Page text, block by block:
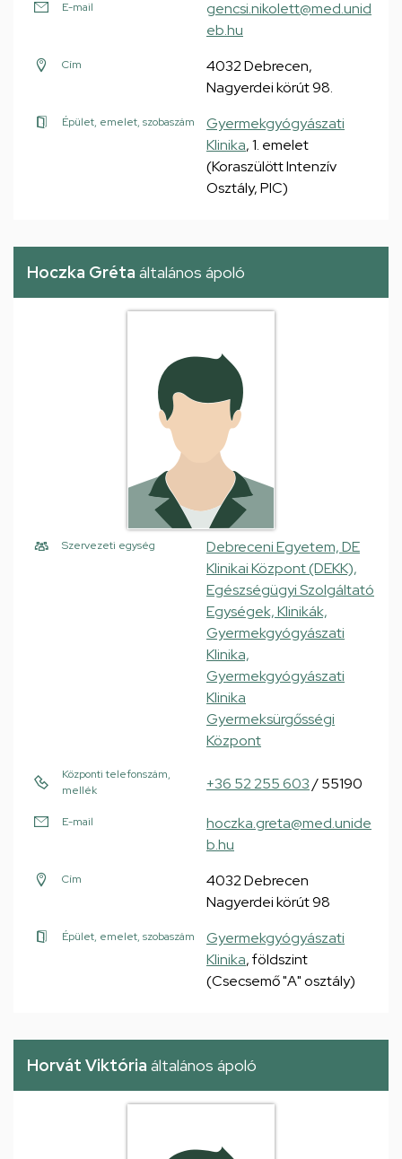
E-mail
gencsi.nikolett@med.unid
eb.hu
Cím
4032 Debrecen,
Nagyerdei körút 98.
Épület, emelet, szobaszám
Gyermekgyógyászati
Klinika, 1. emelet
(Koraszülött Intenzív
Osztály, PIC)
Hoczka Gréta általános ápoló
Szervezeti egység
Debreceni Egyetem, DE
Klinikai Központ (DEKK),
Egészségügyi Szolgáltató
Egységek, Klinikák,
Gyermekgyógyászati
Klinika,
Gyermekgyógyászati
Klinika
Gyermeksürgősségi
Központ
Központi telefonszám,
mellék
+36 52 255 603/ 55190
E-mail
hoczka.greta@med.unide
b.hu
Cím
4032 Debrecen
Nagyerdei körút 98
Épület, emelet, szobaszám
Gyermekgyógyászati
Klinika, földszint
(Csecsemő "A" osztály)
Horvát Viktória általános ápoló